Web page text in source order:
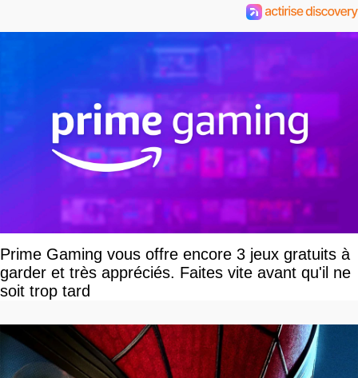
Prime Gaming vous offre encore 3 jeux gratuits à
garder et très appréciés. Faites vite avant qu'il ne
soit trop tard